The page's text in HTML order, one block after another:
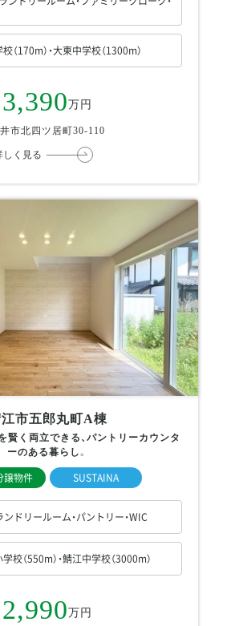
（170m）・大東中学校（1300m）
3,390万円
市北四ツ居町30-110
しく見る
市五郎丸町A棟
賢く両立できる、パントリーカウンタ
ーのある暮らし。
譲物件 SUSTAINA
ドリールーム・パントリー・WIC
校（550m）・鯖江中学校（3000m）
2,990万円